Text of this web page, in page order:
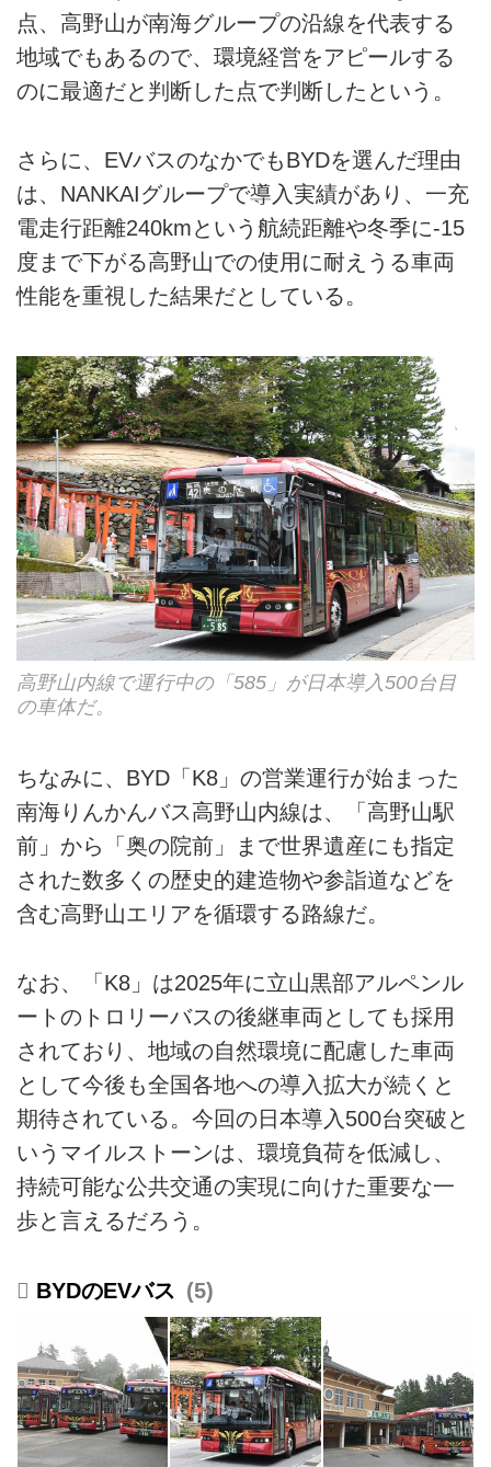
点、高野山が南海グループの沿線を代表する
地域でもあるので、環境経営をアピールする
のに最適だと判断した点で判断したという。
さらに、EVバスのなかでもBYDを選んだ理由
は、NANKAIグループで導入実績があり、一充
電走行距離240kmという航続距離や冬季に-15
度まで下がる高野山での使用に耐えうる車両
性能を重視した結果だとしている。
高野山内線で運行中の「585」が日本導入500台目
の車体だ。
ちなみに、BYD「K8」の営業運行が始まった
南海りんかんバス高野山内線は、「高野山駅
前」から「奥の院前」まで世界遺産にも指定
された数多くの歴史的建造物や参詣道などを
含む高野山エリアを循環する路線だ。
なお、「K8」は2025年に立山黒部アルペンル
ートのトロリーバスの後継車両としても採用
されており、地域の自然環境に配慮した車両
として今後も全国各地への導入拡大が続くと
期待されている。今回の日本導入500台突破と
いうマイルストーンは、環境負荷を低減し、
持続可能な公共交通の実現に向けた重要な一
歩と言えるだろう。
BYDのEVバス 5